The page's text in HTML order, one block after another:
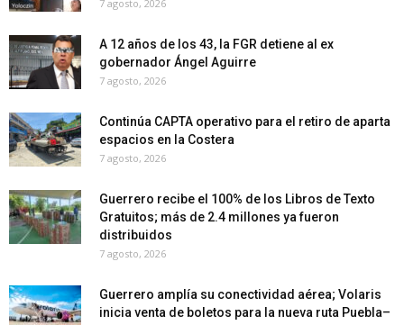
7 agosto, 2026
A 12 años de los 43, la FGR detiene al ex
gobernador Ángel Aguirre
7 agosto, 2026
Continúa CAPTA operativo para el retiro de aparta
espacios en la Costera
7 agosto, 2026
Guerrero recibe el 100% de los Libros de Texto
Gratuitos; más de 2.4 millones ya fueron
distribuidos
7 agosto, 2026
Guerrero amplía su conectividad aérea; Volaris
inicia venta de boletos para la nueva ruta Puebla–